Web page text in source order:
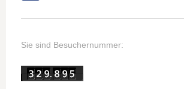
Sie sind Besuchernummer: